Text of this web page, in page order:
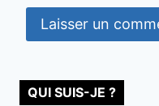
QUI SUIS-JE ?